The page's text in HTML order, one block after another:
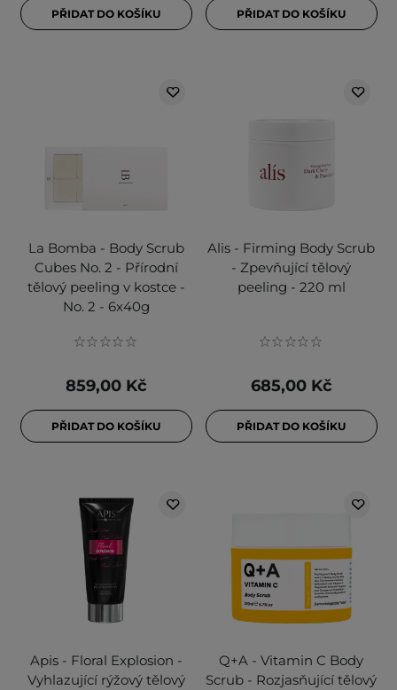
PŘIDAT DO KOŠÍKU PŘIDAT DO KOŠÍKU
La Bomba - Body Scrub
Cubes No. 2 - Přírodní
tělový peeling v kostce -
No. 2 - 6x40g
859,00 Kč
PŘIDAT DO KOŠÍKU
Alis - Firming Body Scrub
- Zpevňující tělový
peeling - 220 ml
685,00 Kč
PŘIDAT DO KOŠÍKU
Apis - Floral Explosion -
Vyhlazující rýžový tělový
Q+A - Vitamin C Body
Scrub - Rozjasňující tělový